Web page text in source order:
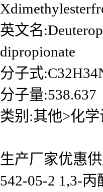
英文名
dipropionate
分子式
分子量:538.637
类别:其他>化
生产厂家优惠
542-05-2 1,3-丙